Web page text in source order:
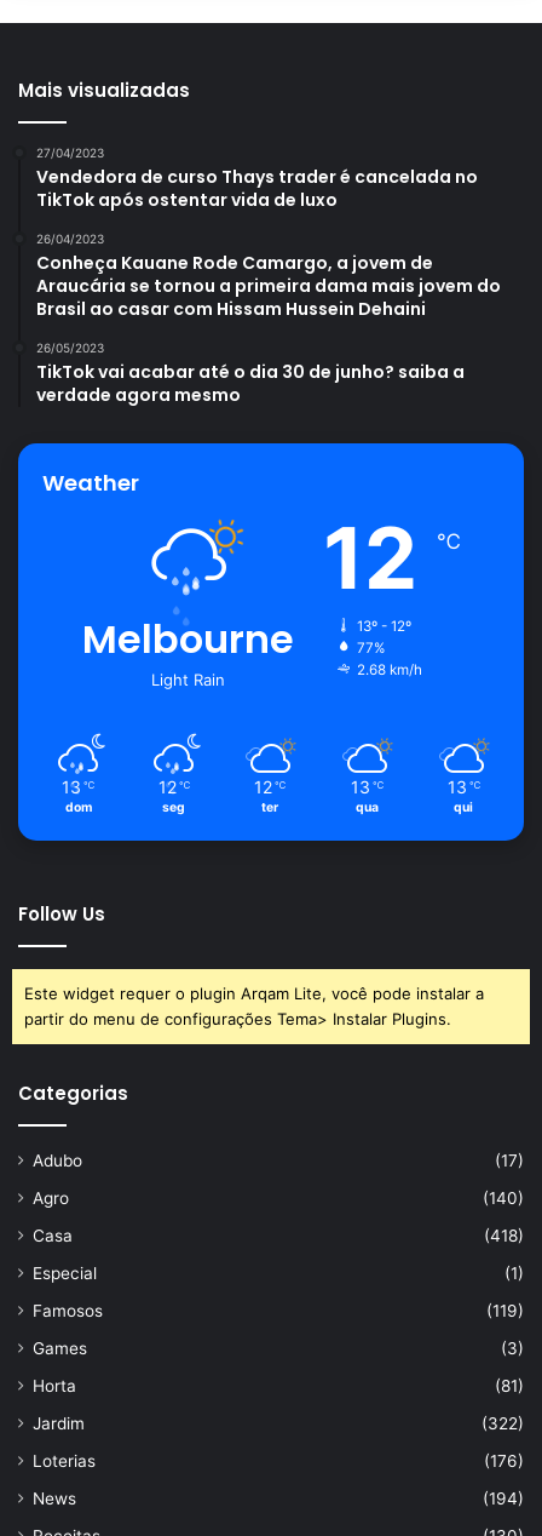
Mais visualizadas
27/04/2023
Vendedora de curso Thays trader é cancelada no
TikTok após ostentar vida de luxo
26/04/2023
Conheça Kauane Rode Camargo, a jovem de
Araucária se tornou a primeira dama mais jovem do
Brasil ao casar com Hissam Hussein Dehaini
26/05/2023
TikTok vai acabar até o dia 30 de junho? saiba a
verdade agora mesmo
Weather
Melbourne
Light Rain
12 ℃
13º - 12º
77%
2.68 km/h
13 ℃
dom
12 ℃
seg
12 ℃
ter
13 ℃
qua
13 ℃
qui
Follow Us
Este widget requer o plugin Arqam Lite, você pode instalar a
partir do menu de configurações Tema> Instalar Plugins.
Categorias
Adubo
(17)
Agro
(140)
Casa
(418)
Especial
(1)
Famosos
(119)
Games
(3)
Horta
(81)
Jardim
(322)
Loterias
(176)
News
(194)